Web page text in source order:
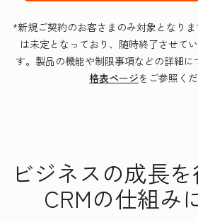
*新規ご契約のお客さまのみ対象となり
は未定となっており、随時終了させて
す。製品の機能や制限事項などの詳細
格表ページをご参照くだ
ビジネスの成長
CRMの仕組み